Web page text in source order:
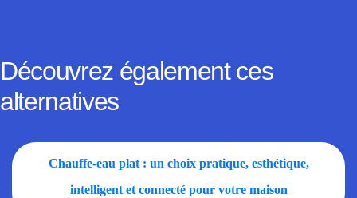
Découvrez également ces
alternatives
Chauffe-eau plat : un choix pratique, esthétique,
intelligent et connecté pour votre maison